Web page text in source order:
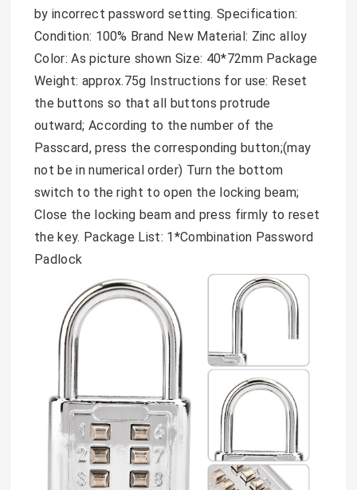
by incorrect password setting. Specification:
Condition: 100% Brand New Material: Zinc alloy
Color: As picture shown Size: 40*72mm Package
Weight: approx.75g Instructions for use: Reset
the buttons so that all buttons protrude
outward; According to the number of the
Passcard, press the corresponding button;(may
not be in numerical order) Turn the bottom
switch to the right to open the locking beam;
Close the locking beam and press firmly to reset
the key. Package List: 1*Combination Password
Padlock